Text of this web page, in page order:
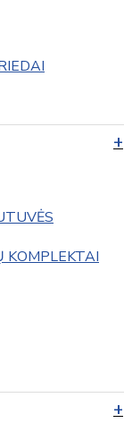
KOMPLEKTAI